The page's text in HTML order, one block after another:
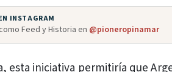
INSTAGRAM
Feed y Historia en @pioneropinamar
esta iniciativa permitiría que